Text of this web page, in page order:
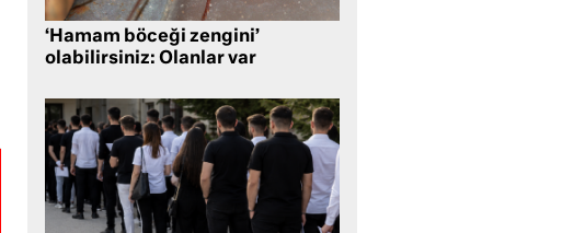
‘Hamam böceği zengini’
olabilirsiniz: Olanlar var